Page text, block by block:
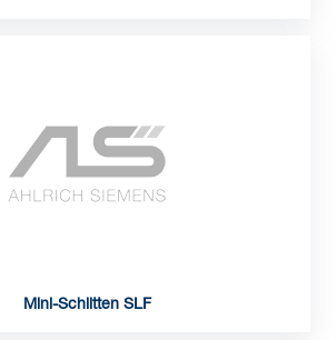
Mini-Schlitten SLF